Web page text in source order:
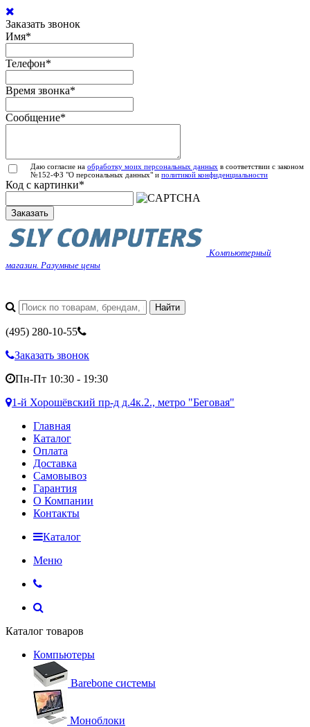
Заказать звонок
Имя*
Телефон*
Время звонка*
Сообщение*
Даю согласие на обработку моих персональных данных в соответствии с законом
№152-ФЗ "О персональных данных" и политикой конфиденциальности
Код с картинки*
Заказать
Компьютерный
магазин. Разумные цены
(495) 280-10-55
Заказать звонок
Пн-Пт 10:30 - 19:30
1-й Хорошёвский пр-д д.4к.2., метро "Беговая"
Главная
Каталог
Оплата
Доставка
Самовывоз
Гарантия
О Компании
Контакты
Каталог
Меню
Каталог товаров
Компьютеры
Barebone системы
Моноблоки